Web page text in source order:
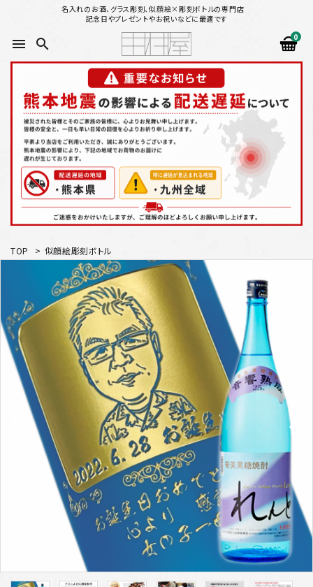
名入れのお酒、グラス彫刻、似顔絵×彫刻ボトルの専門店
記念日やプレゼントやお祝いなどに最適です
menu search 0
search
似顔絵から選ぶ
名入れ（縦書き）から選ぶ
名入れ（横書き）から選ぶ
配送方法
お支払方法
プライバシーポリシー
特定商取引法について
お問い合わせ
TOP > 似顔絵彫刻ボトル